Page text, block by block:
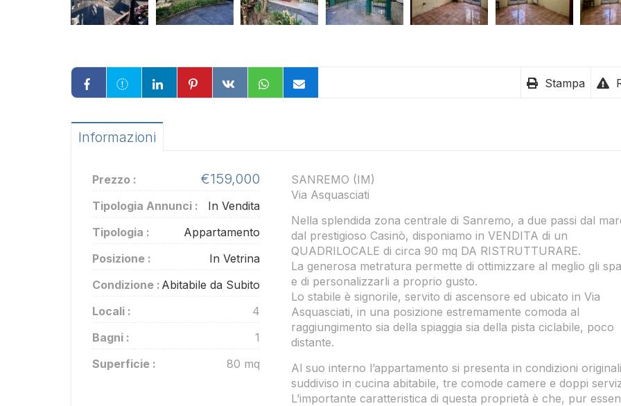
Stampa
Informazioni
Prezzo : €159,000
Tipologia Annunci :
In Vendita
Tipologia :
Appartamento
Posizione :
In Vetrina
Condizione : Abitabile da Subito
Locali :
4
Bagni :
1
Superficie :
80 mq
SANREMO (IM)
Via Asquasciati
Nella splendida zona centrale di Sanremo, a due passi dal
dal prestigioso Casinò, disponiamo in VENDITA di un
QUADRILOCALE di circa 90 mq DA RISTRUTTURARE.
La generosa metratura permette di ottimizzare al meglio gli
e di personalizzarli a proprio gusto.
Lo stabile è signorile, servito di ascensore ed ubicato in Via
Asquasciati, in una posizione estremamente comoda al
raggiungimento sia della spiaggia sia della pista ciclabile, poco
distante.
Al suo interno l’appartamento si presenta in condizioni
suddiviso in cucina abitabile, tre comode camere e doppi
L’importante caratteristica di questa proprietà è che, pur